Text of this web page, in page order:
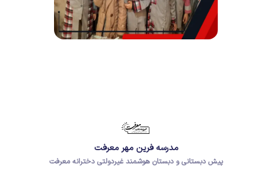
مدرسه فرین مهر معرفت
پیش دبستانی و دبستان هوشمند غیردولتی دخترانه معرفت